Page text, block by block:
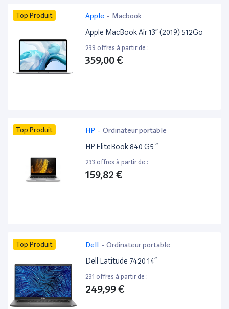
Top Produit Apple - Macbook
Apple MacBook Air 13” (2019) 512Go
239 offres à partir de :
359,00 €
Top Produit HP - Ordinateur portable
HP EliteBook 840 G5 ”
233 offres à partir de :
159,82 €
Top Produit Dell - Ordinateur portable
Dell Latitude 7420 14”
231 offres à partir de :
249,99 €